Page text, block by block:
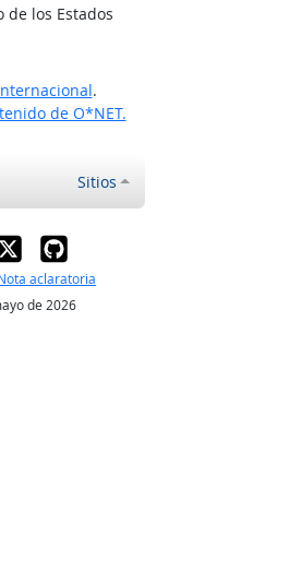
los Estados
.
de O*NET.
Sitios
aclaratoria
de 2026